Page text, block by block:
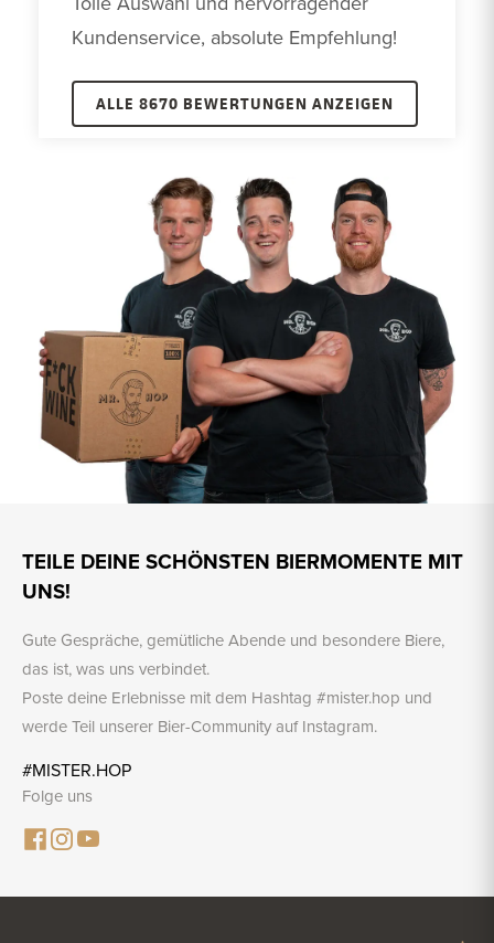
Kundenservice, absolute Empfehlung!
ALLE 8670 BEWERTUNGEN ANZEIGEN
TEILE DEINE SCHÖNSTEN BIERMOMENTE MIT
UNS!
Gute Gespräche, gemütliche Abende und besondere Biere,
das ist, was uns verbindet.
Poste deine Erlebnisse mit dem Hashtag #mister.hop und
werde Teil unserer Bier-Community auf Instagram.
#MISTER.HOP
Folge uns